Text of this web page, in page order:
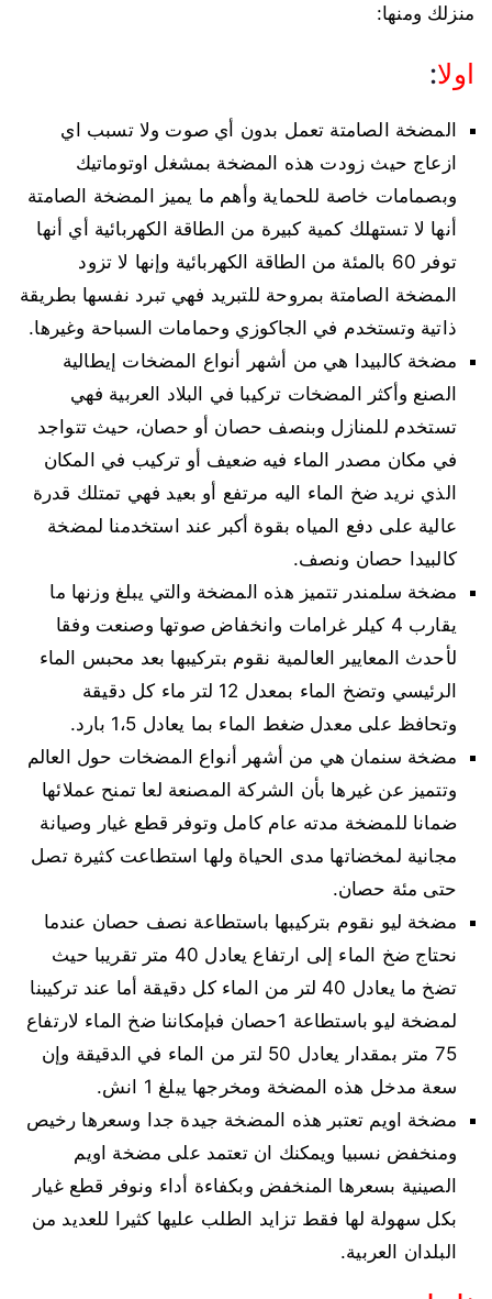
منزلك ومنها:
اولا:
المضخة الصامتة تعمل بدون أي صوت ولا تسبب اي
ازعاج حيث زودت هذه المضخة بمشغل اوتوماتيك
وبصمامات خاصة للحماية وأهم ما يميز المضخة الصامتة
أنها لا تستهلك كمية كبيرة من الطاقة الكهربائية أي أنها
توفر 60 بالمئة من الطاقة الكهربائية وإنها لا تزود
المضخة الصامتة بمروحة للتبريد فهي تبرد نفسها بطريقة
ذاتية وتستخدم في الجاكوزي وحمامات السباحة وغيرها.
مضخة كالبيدا هي من أشهر أنواع المضخات إيطالية
الصنع وأكثر المضخات تركيبا في البلاد العربية فهي
تستخدم للمنازل وبنصف حصان أو حصان، حيث تتواجد
في مكان مصدر الماء فيه ضعيف أو تركيب في المكان
الذي نريد ضخ الماء اليه مرتفع أو بعيد فهي تمتلك قدرة
عالية على دفع المياه بقوة أكبر عند استخدمنا لمضخة
كالبيدا حصان ونصف.
مضخة سلمندر تتميز هذه المضخة والتي يبلغ وزنها ما
يقارب 4 كيلر غرامات وانخفاض صوتها وصنعت وفقا
لأحدث المعايير العالمية نقوم بتركيبها بعد محبس الماء
الرئيسي وتضخ الماء بمعدل 12 لتر ماء كل دقيقة
وتحافظ على معدل ضغط الماء بما يعادل 1،5 بارد.
مضخة سنمان هي من أشهر أنواع المضخات حول العالم
وتتميز عن غيرها بأن الشركة المصنعة لعا تمنح عملائها
ضمانا للمضخة مدته عام كامل وتوفر قطع غيار وصيانة
مجانية لمخضاتها مدى الحياة ولها استطاعت كثيرة تصل
حتى مئة حصان.
مضخة ليو نقوم بتركيبها باستطاعة نصف حصان عندما
نحتاج ضخ الماء إلى ارتفاع يعادل 40 متر تقريبا حيث
تضخ ما يعادل 40 لتر من الماء كل دقيقة أما عند تركيبنا
لمضخة ليو باستطاعة 1حصان فبإمكاننا ضخ الماء لارتفاع
75 متر بمقدار يعادل 50 لتر من الماء في الدقيقة وإن
سعة مدخل هذه المضخة ومخرجها يبلغ 1 انش.
مضخة اويم تعتبر هذه المضخة جيدة جدا وسعرها رخيص
ومنخفض نسبيا ويمكنك ان تعتمد على مضخة اويم
الصينية بسعرها المنخفض وبكفاءة أداء ونوفر قطع غيار
بكل سهولة لها فقط تزايد الطلب عليها كثيرا للعديد من
البلدان العربية.